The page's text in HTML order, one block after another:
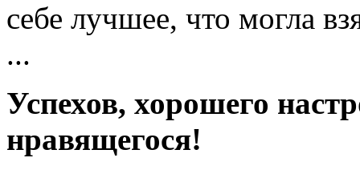
себе лучшее, что могла
...
Успехов, хорошего
нравящегося!